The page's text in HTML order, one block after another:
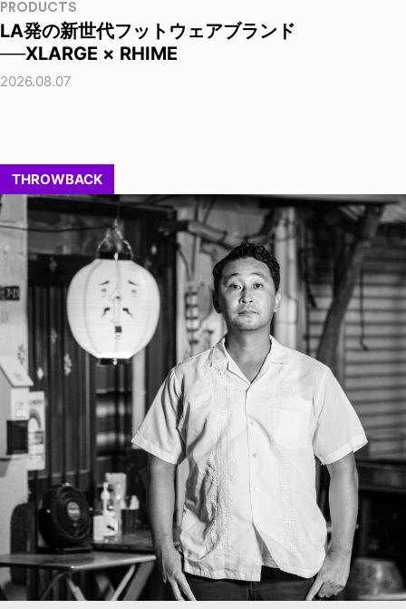
PRODUCTS
LA発の新世代フットウェアブランド
──XLARGE × RHIME
2026.08.07
THROWBACK